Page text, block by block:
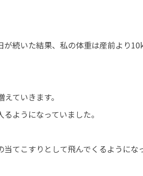
続いた結果、私の体重は産前より
ていきます。
ようになっていました。
てこすりとして飛んでくるようにな